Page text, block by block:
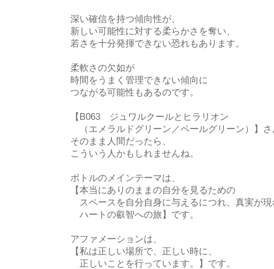
深い確信を持つ傾向性が、
新しい可能性に対する柔らかさを奪い、
若さを十分発揮できない恐れもあります。
柔軟さの欠如が
時間をうまく管理できない傾向に
つながる可能性もあるのです。
【B063 ジュワルクールとヒラリオン
（エメラルドグリーン／ペールグリーン）】さ
そのまま人間だったら、
こういう人かもしれませんね。
ボトルのメインテーマは、
【本当にありのままの自分を見るための
スペースを自分自身に与えるにつれ、真実が現
ハートの叡智への旅】です。
アファメーションは、
【私は正しい場所で、正しい時に、
正しいことを行っています。】です。